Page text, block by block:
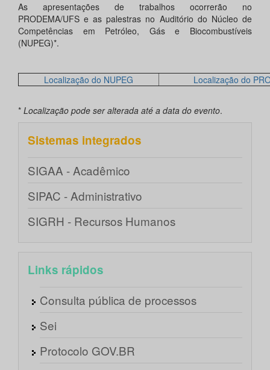
As apresentações de trabalhos ocorrerão no
PRODEMA/UFS e as palestras no Auditório do Núcleo de
Competências em Petróleo, Gás e Biocombustíveis
(NUPEG)*.
Localização do NUPEG Localização do
* Localização pode ser alterada até a data do evento.
Sistemas integrados
SIGAA - Acadêmico
SIPAC - Administrativo
SIGRH - Recursos Humanos
Links rápidos
Consulta pública de processos
Sei
Protocolo GOV.BR